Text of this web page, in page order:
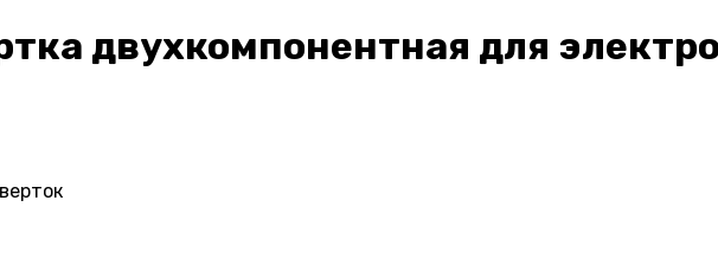
двухкомпонентная для